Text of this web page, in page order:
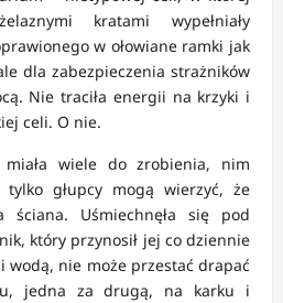
kratami wypełniały
w ołowiane ramki jak
dla zabezpieczenia strażników
Nie traciła energii na krzyki i
celi. O nie.
miała wiele do zrobienia, nim
głupcy mogą wierzyć, że
ściana. Uśmiechnęła się pod
który przynosił jej co dziennie
wodą, nie może przestać drapać
jedna za drugą, na karku i